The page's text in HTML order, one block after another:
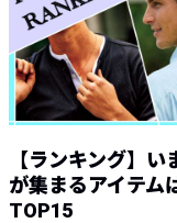
【ランキング】
が集まるアイテム
TOP15